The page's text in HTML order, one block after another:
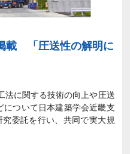
載 「圧送性の解明に
法に関する技術の向上や圧送
について日本建築学会近畿支
委託を行い、共同で実大規